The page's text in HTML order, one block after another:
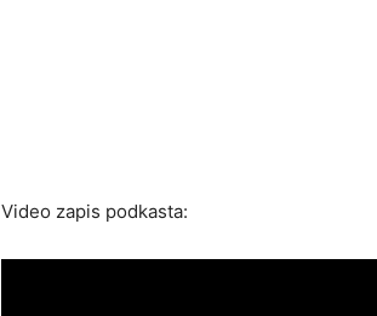
Video zapis podkasta: